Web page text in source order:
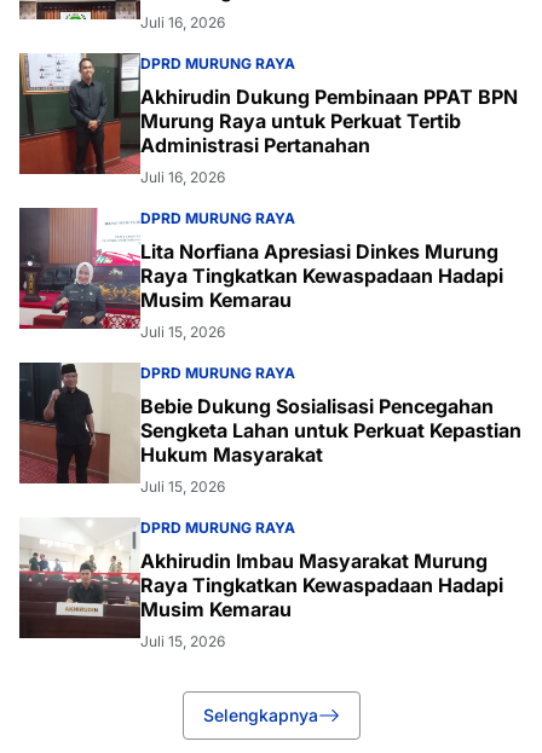
Juli 16, 2026
DPRD MURUNG RAYA
Akhirudin Dukung Pembinaan PPAT BPN
Murung Raya untuk Perkuat Tertib
Administrasi Pertanahan
Juli 16, 2026
DPRD MURUNG RAYA
Lita Norfiana Apresiasi Dinkes Murung
Raya Tingkatkan Kewaspadaan Hadapi
Musim Kemarau
Juli 15, 2026
DPRD MURUNG RAYA
Bebie Dukung Sosialisasi Pencegahan
Sengketa Lahan untuk Perkuat Kepastian
Hukum Masyarakat
Juli 15, 2026
DPRD MURUNG RAYA
Akhirudin Imbau Masyarakat Murung
Raya Tingkatkan Kewaspadaan Hadapi
Musim Kemarau
Juli 15, 2026
Selengkapnya